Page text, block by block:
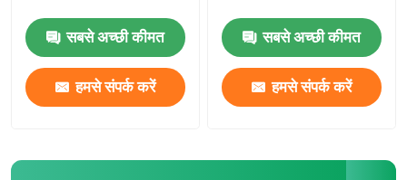
सबसे अच्छी कीमत
हमसे संपर्क करें
सबसे अच्छी कीमत
हमसे संपर्क करें